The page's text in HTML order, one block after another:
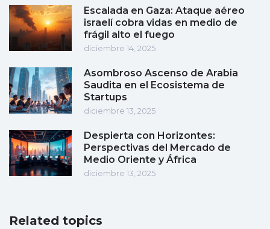
Escalada en Gaza: Ataque aéreo
israelí cobra vidas en medio de
frágil alto el fuego
diciembre 14, 2025
Asombroso Ascenso de Arabia
Saudita en el Ecosistema de
Startups
diciembre 13, 2025
Despierta con Horizontes:
Perspectivas del Mercado de
Medio Oriente y África
diciembre 13, 2025
Related topics